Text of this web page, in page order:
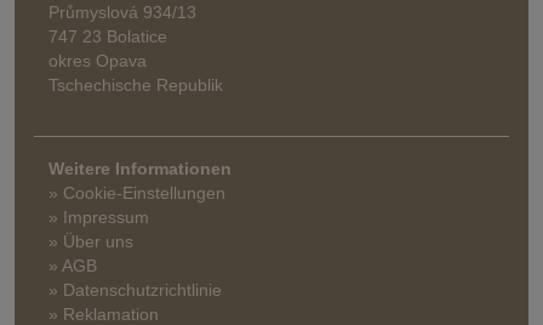
Průmyslová 934/13
747 23 Bolatice
okres Opava
Tschechische Republik
Weitere Informationen
» Cookie-Einstellungen
» Impressum
» Über uns
» AGB
» Datenschutzrichtlinie
» Reklamation